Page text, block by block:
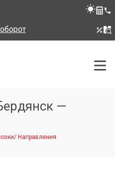
—
/ Направления